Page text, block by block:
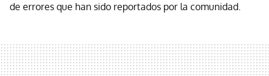
de errores que han sido reportados por la comunidad.